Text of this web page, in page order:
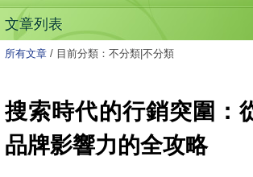
文章列表
所有文章 / 目前分類：不分類|不分類
搜索時代的行銷突圍：
品牌影響力的全攻略